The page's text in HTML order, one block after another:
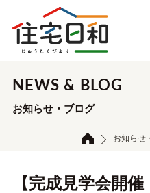
NEWS & BLOG
お知らせ・ブログ
お知らせ
【完成見学会開